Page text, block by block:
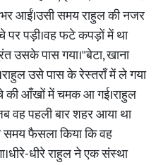
भर आईं।उसी समय राहुल की नजर
पड़ी।वह फटे कपड़ों में था
उसके पास गया।"बेटा, खाना
उसे पास के रेस्तराँ में ले गया
की आँखों में चमक आ गई।राहुल
वह पहली बार शहर आया था
फैसला किया कि वह
धीरे राहुल ने एक संस्था